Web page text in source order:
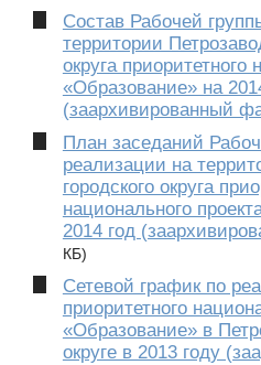
Состав Рабочей
территории
округа приоритетного
«Образование» на
(заархивированный
План заседаний
реализации на
городского округа
национального
2014 год
КБ)
Сетевой график по
приоритетного
«Образование» в
округе в 2013 году